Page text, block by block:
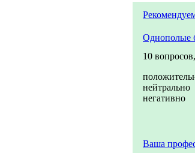
Однополые
10 вопросов,
нейтрально
негативно
Ваша